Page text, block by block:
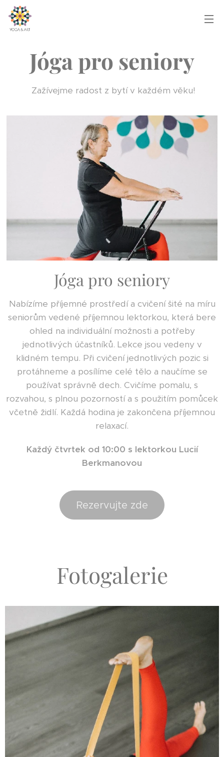
Jóga pro seniory
Zažívejme radost z bytí v každém věku!
Jóga pro seniory
Nabízíme příjemné prostředí a cvičení šité na míru
seniorům vedené příjemnou lektorkou, která bere
ohled na individuální možnosti a potřeby
jednotlivých účastníků. Lekce jsou vedeny v
klidném tempu. Při cvičení jednotlivých pozic si
protáhneme a posílíme celé tělo a naučíme se
používat správně dech. Cvičíme pomalu, s
rozvahou, s plnou pozorností a s použitím pomůcek
včetně židlí. Každá hodina je zakončena příjemnou
relaxací.
Každý čtvrtek od 10:00 s lektorkou Lucií
Berkmanovou
Rezervujte zde
Fotogalerie